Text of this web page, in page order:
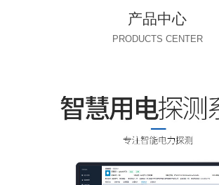
产品中心
PRODUCTS CENTER